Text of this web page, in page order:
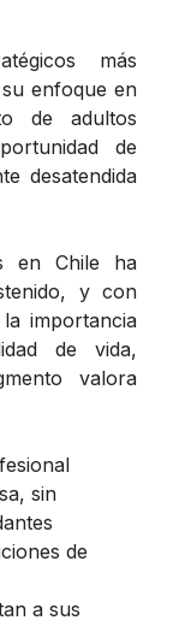
más
enfoque en
de adultos
de
desatendida
en Chile ha
y con
importancia
de vida,
valora
sin
de
a sus